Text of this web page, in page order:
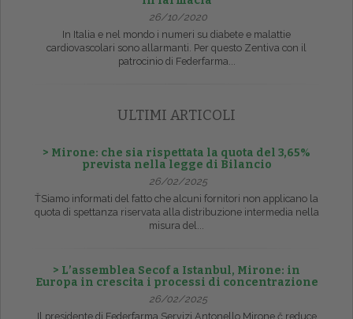
26/10/2020
In Italia e nel mondo i numeri su diabete e malattie
cardiovascolari sono allarmanti. Per questo Zentiva con il
patrocinio di Federfarma...
ULTIMI ARTICOLI
> Mirone: che sia rispettata la quota del 3,65%
prevista nella legge di Bilancio
26/02/2025
ŤSiamo informati del fatto che alcuni fornitori non applicano la
quota di spettanza riservata alla distribuzione intermedia nella
misura del...
> L’assemblea Secof a Istanbul, Mirone: in
Europa in crescita i processi di concentrazione
26/02/2025
Il presidente di Federfarma Servizi Antonello Mirone č reduce